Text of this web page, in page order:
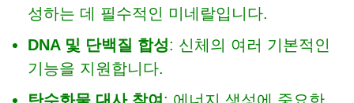
성하는 데 필수적인 미네랄입니다.
DNA 및 단백질 합성: 신체의 여러 기본적인
기능을 지원합니다.